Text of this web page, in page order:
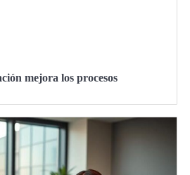
mejora los procesos